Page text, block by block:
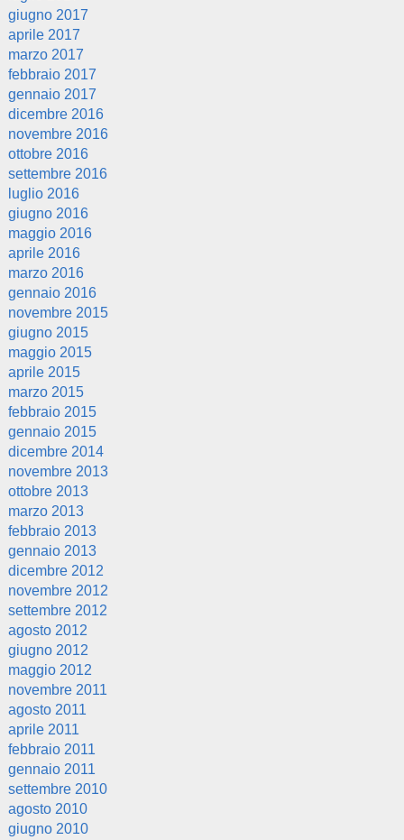
giugno 2017
aprile 2017
marzo 2017
febbraio 2017
gennaio 2017
dicembre 2016
novembre 2016
ottobre 2016
settembre 2016
luglio 2016
giugno 2016
maggio 2016
aprile 2016
marzo 2016
gennaio 2016
novembre 2015
giugno 2015
maggio 2015
aprile 2015
marzo 2015
febbraio 2015
gennaio 2015
dicembre 2014
novembre 2013
ottobre 2013
marzo 2013
febbraio 2013
gennaio 2013
dicembre 2012
novembre 2012
settembre 2012
agosto 2012
giugno 2012
maggio 2012
novembre 2011
agosto 2011
aprile 2011
febbraio 2011
gennaio 2011
settembre 2010
agosto 2010
giugno 2010